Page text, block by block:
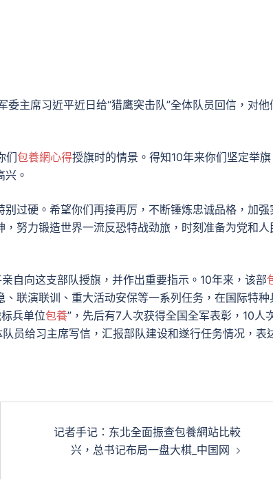
主席习近平近日给“猎鹰突击队”全体队员回信，对他
们包養網心得授旗时的情景。得知10年来你们坚定举旗
。
过硬。希望你们再接再厉，不断锤炼忠诚品格，加强
努力锻造世界一流反恐特战劲旅，时刻准备为党和人
自向这支部队授旗，并作出重要指示。10年来，该部
联演联训、重大活动安保等一系列任务，在国际特种
兵单位包養”，先后有7人次获得全国全军表彰，10人
员给习主席写信，汇报部队建设和遂行任务情况，表
记者手记：东北全面振查包養網站比較
兴，总书记布局一盘大棋_中国网